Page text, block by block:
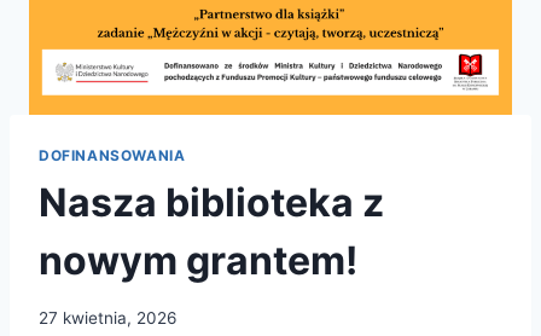
DOFINANSOWANIA
Nasza biblioteka z
nowym grantem!
27 kwietnia, 2026